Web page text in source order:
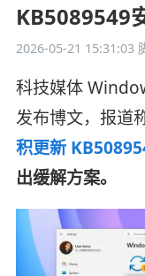
KB5089549
2026-05-21 15:31:03
科技媒体
发布博文，报道
积更新
出缓解方案。